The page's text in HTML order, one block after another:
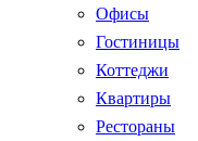
Офисы
Гостиницы
Коттеджи
Квартиры
Рестораны